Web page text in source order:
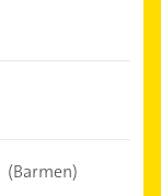
(Barmen)